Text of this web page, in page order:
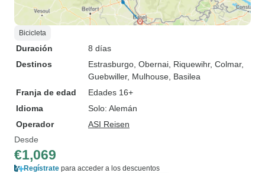
Bicicleta
Duración
8 días
Destinos
Estrasburgo , Obernai , Riquewihr, Colmar,
Guebwiller, Mulhouse , Basilea
Franja de edad
Edades 16+
Idioma
Solo: Alemán
Operador
ASI Reisen
Desde
€1,069
Regístrate para acceder a los descuentos